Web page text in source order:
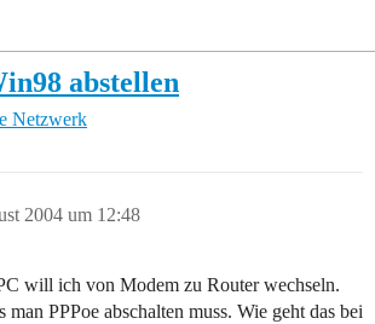
abstellen
Netzwerk
2004 um 12:48
will ich von Modem zu Router wechseln.
man PPPoe abschalten muss. Wie geht das bei